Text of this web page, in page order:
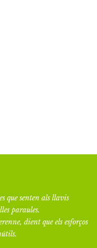
que senten als llavis
paraules.
dient que els esforços